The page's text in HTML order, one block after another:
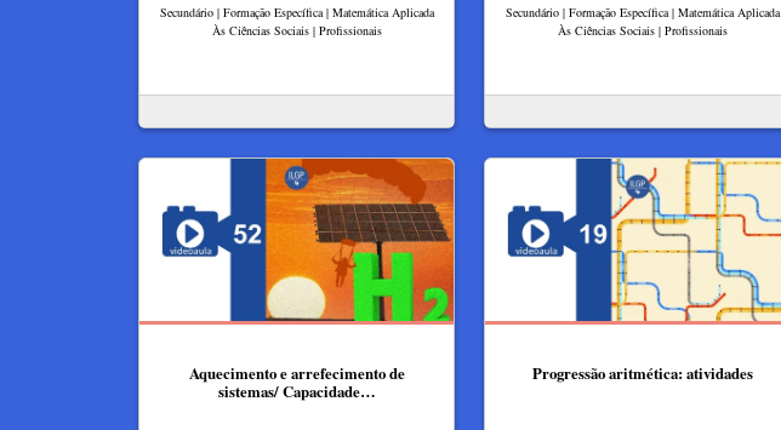
Secundário | Formação Específica | Matemática Aplicada
Às Ciências Sociais | Profissionais
Secundário | Formação Específica | Matemática Aplicada
Às Ciências Sociais | Profissionais
Aquecimento e arrefecimento de
sistemas/ Capacidade…
Progressão aritmética: atividades